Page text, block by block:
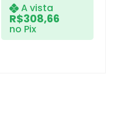
A vista
R$308,66
no Pix